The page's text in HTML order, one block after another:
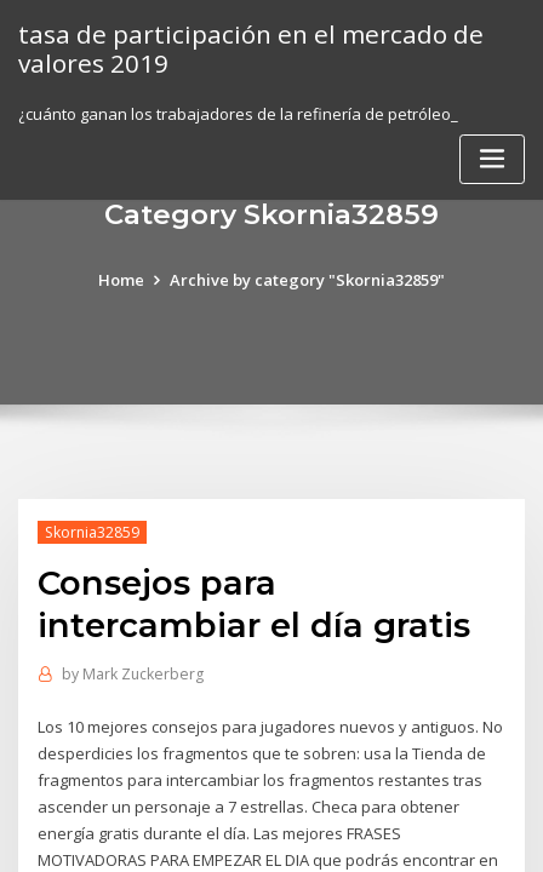
content
tasa de participación en el mercado de
valores 2019
¿cuánto ganan los trabajadores de la refinería de petróleo_
Category Skornia32859
Home Archive by category "Skornia32859"
Skornia32859
Consejos para
intercambiar el día gratis
by Mark Zuckerberg
Los 10 mejores consejos para jugadores nuevos y antiguos. No
desperdicies los fragmentos que te sobren: usa la Tienda de
fragmentos para intercambiar los fragmentos restantes tras
ascender un personaje a 7 estrellas. Checa para obtener
energía gratis durante el día. Las mejores FRASES
MOTIVADORAS PARA EMPEZAR EL DIA que podrás encontrar en